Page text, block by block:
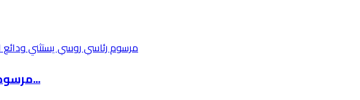
مرسوم رئاسي روسي يستثني ودائع الأجانب وفروع ا...